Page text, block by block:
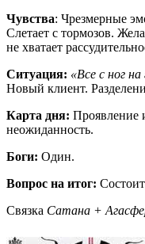
Чувства: Чрезмерные
Слетает с тормозов.
не хватает
Ситуация: «Все с ног на
Новый клиент.
Карта дня: Проявление
неожиданность.
Боги: Один.
Вопрос на итог:
Связка Сатана +